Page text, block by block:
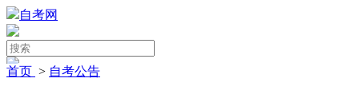
自考网
首页 > 自考公告